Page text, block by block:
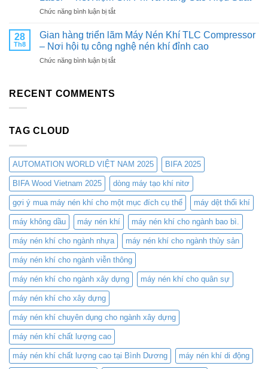
NÉN
tác:
THAM
TRIỂN
LÃM
CÔNG
NGHIỆP
Từ
Compressors:
Pháp
Tối
Chức năng bình luận bị tắtở
Tạo
Nitơ
PSA
Cho
Cắt
Laser
–
Tiết
Kiệm
Chi
Phí
Nâng
Cao
Hiệu
Suất
28
Th8
Gian hàng triển lãm Máy Nén Khí TLC Compressor
– Nơi hội tụ công nghệ nén khí đỉnh cao
Chức năng bình luận bị tắtở
–
Nơi
hội
tụ
công
nghệ
nén
khí
đỉnh
cao
RECENT COMMENTS
TAG CLOUD
AUTOMATION WORLD VIỆT NAM 2025 BIFA 2025
BIFA Wood Vietnam 2025 dòng máy tạo khí nitơ
gợi ý mua máy nén khí cho một mục đích cụ thể máy dệt thổi khí
máy không dầu máy nén khí máy nén khí cho ngành bao bì.
máy nén khí cho ngành nhựa máy nén khí cho ngành thủy sản
máy nén khí cho ngành viễn thông
máy nén khí cho ngành xây dựng máy nén khí cho quân sự
máy nén khí cho xây dựng
máy nén khí chuyên dụng cho ngành xây dựng
máy nén khí chất lượng cao
máy nén khí chất lượng cao tại Bình Dương máy nén khí di động